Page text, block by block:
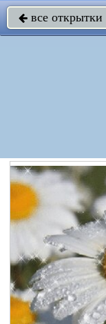
 все открытки